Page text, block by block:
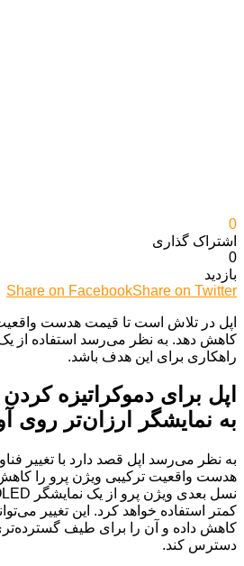
0
اشتراک گذاری‌
0
بازدید
Share on FacebookShare on Twitter
اپل در تلاش است تا قیمت هدست واقعیت
کاهش دهد. به نظر می‌رسد استفاده از یک
راهکاری برای این هدف باشد.
اپل برای دموکراتیزه
به نمایشگر ارزان‌تر روی
به نظر می‌رسد اپل قصد دارد با تغییر
هدست واقعیت ترکیبی ویژن پرو را
کمتر استفاده خواهد کرد. این تغییر
کاهش داده و آن را برای طیف
دسترس کند.